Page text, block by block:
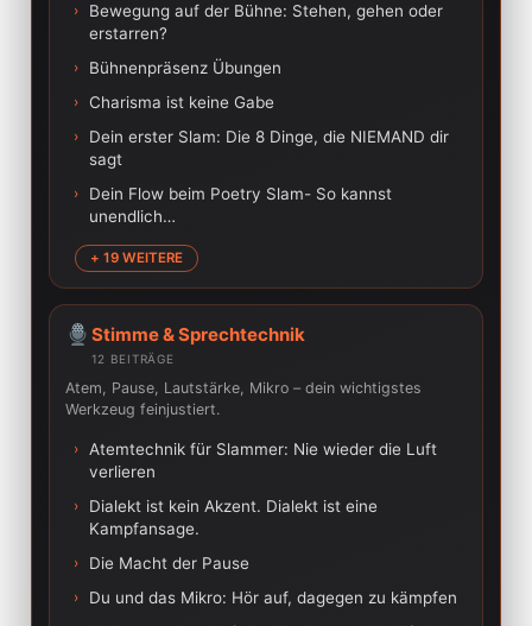
›
Bewegung auf der Bühne: Stehen, gehen oder
erstarren?
› Bühnenpräsenz Übungen
› Charisma ist keine Gabe
›
Dein erster Slam: Die 8 Dinge, die NIEMAND dir
sagt
›
Dein Flow beim Poetry Slam- So kannst
unendlich…
+ 19 WEITERE
Stimme & Sprechtechnik
12 BEITRÄGE
Atem, Pause, Lautstärke, Mikro – dein wichtigstes
Werkzeug feinjustiert.
›
Atemtechnik für Slammer: Nie wieder die Luft
verlieren
›
Dialekt ist kein Akzent. Dialekt ist eine
Kampfansage.
› Die Macht der Pause
› Du und das Mikro: Hör auf, dagegen zu kämpfen